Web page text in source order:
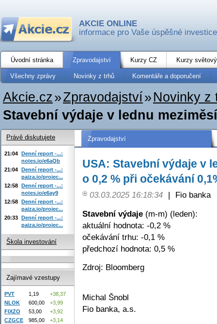
AKCIE ONLINE
informace pro Vaše úspěšné investice
Úvodní stránka Zpravodajství Kurzy CZ Kurzy
Všechny zprávy Novinky z trhů Komentáře a doporučení
Akcie.cz»Zpravodajství» Novinky z
Stavební výdaje v lednu
Zpravodajství
USA: Stavební výdaje v
o 0,2 % při očekávání
03.03.2025 16:18:34 |
Fio banka
Stavební výdaje (m-m) (leden):
aktuální hodnota: -0,2 %
očekávání trhu: -0,1 %
předchozí hodnota: 0,5 %
Zdroj: Bloomberg
Michal Šnobl
Fio banka, a.s.
Právě diskutujete
21:04 Denní report -...:
notes.io/e6aQb
21:04 Denní report -...:
paiza.io/projec...
12:58 Denní report -...:
notes.io/e6ay9
12:58 Denní report -...:
paiza.io/projec...
20:33 Denní report -...:
paiza.io/projec...
Škola investování
Zajímavé vzestupy
PVT 1,19
+38,37
NLOK
600,00
+3,99
FIXZO
53,00
+3,92
CZGCE
985,00
+3,14